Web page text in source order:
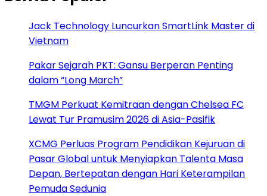
Jack Technology Luncurkan SmartLink Master di
Vietnam
Pakar Sejarah PKT: Gansu Berperan Penting
dalam “Long March”
TMGM Perkuat Kemitraan dengan Chelsea FC
Lewat Tur Pramusim 2026 di Asia-Pasifik
XCMG Perluas Program Pendidikan Kejuruan di
Pasar Global untuk Menyiapkan Talenta Masa
Depan, Bertepatan dengan Hari Keterampilan
Pemuda Sedunia